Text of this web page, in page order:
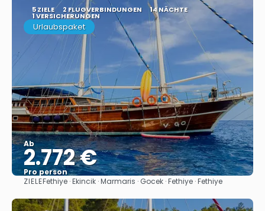
5 ZIELE 2 FLUGVERBINDUNGEN 14 NÄCHTE
1 VERSICHERUNGEN
Urlaubspaket
Ab
2.772 €
Pro person
Sehen
ZIELEFethiye · Ekincik · Marmaris · Gocek · Fethiye · Fethiye